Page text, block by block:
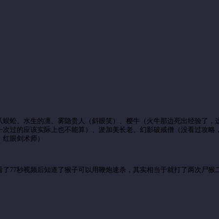
蚣、水生的凛、雾隐贵人（斜眼笑）、樱牛（火牛那边死出经验了
过的应该实际上也不能算）、淤加美长老、幻影破戒僧（没看过攻
眼剑术师）
77秒视频后知道了猴子可以用鞭炮速杀，其实相当于就打了两次尸